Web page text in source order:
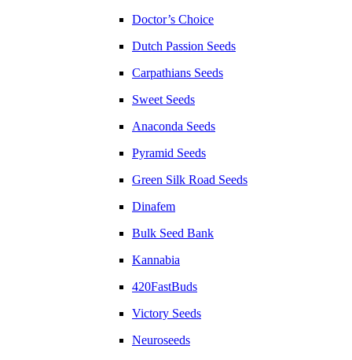
Doctor’s Choice
Dutch Passion Seeds
Carpathians Seeds
Sweet Seeds
Anaconda Seeds
Pyramid Seeds
Green Silk Road Seeds
Dinafem
Bulk Seed Bank
Kannabia
420FastBuds
Victory Seeds
Neuroseeds